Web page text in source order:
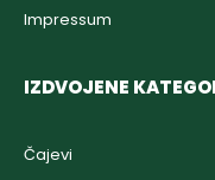
Impressum
IZDVOJENE
Čajevi